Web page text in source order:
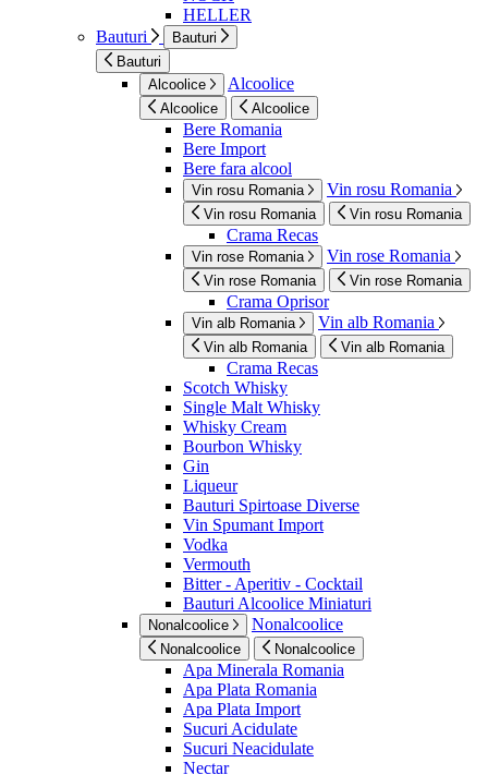
HELLER
Bauturi
Bauturi
Bauturi
Alcoolice
Alcoolice
Alcoolice Alcoolice
Bere Romania
Bere Import
Bere fara alcool
Vin rosu Romania Vin rosu Romania
Vin rosu Romania Vin rosu Romania
Crama Recas
Vin rose Romania Vin rose Romania
Vin rose Romania Vin rose Romania
Crama Oprisor
Vin alb Romania Vin alb Romania
Vin alb Romania Vin alb Romania
Crama Recas
Scotch Whisky
Single Malt Whisky
Whisky Cream
Bourbon Whisky
Gin
Liqueur
Bauturi Spirtoase Diverse
Vin Spumant Import
Vodka
Vermouth
Bitter - Aperitiv - Cocktail
Bauturi Alcoolice Miniaturi
Nonalcoolice Nonalcoolice
Nonalcoolice Nonalcoolice
Apa Minerala Romania
Apa Plata Romania
Apa Plata Import
Sucuri Acidulate
Sucuri Neacidulate
Nectar